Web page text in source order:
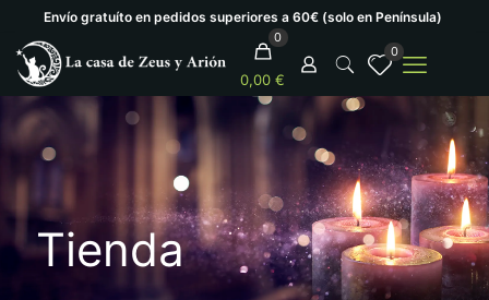
Envío gratuíto en pedidos superiores a 60€ (solo en Península)
0
0,00 €
0
Tienda